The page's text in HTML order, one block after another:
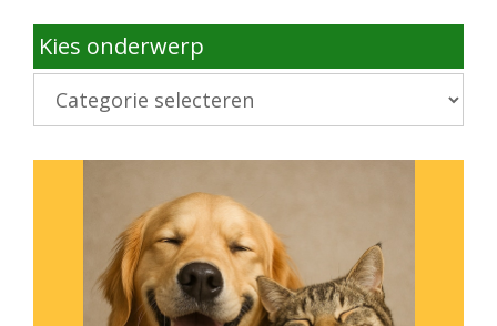
Kies onderwerp
Kies
onderwerp